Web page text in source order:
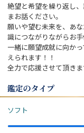
絶望と希望を繰り返し
まお話ください。
願いや望む未来を、あ
識につながりながらお手
一緒に願望成就に向か
えられます！！
鑑定のタイプ
ソフト